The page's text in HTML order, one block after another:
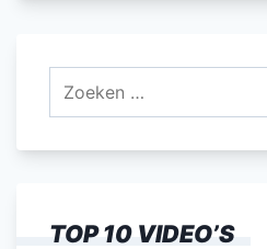
TOP 10 VIDEO’S